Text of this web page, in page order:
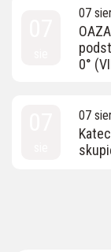
07
0°
07